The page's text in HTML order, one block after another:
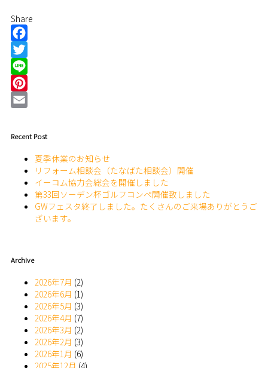
Share
Facebook
Twitter
Line
Pinterest
Recent Post
夏季休業のお知らせ
リフォーム相談会（たなばた相談会）開催
イーコム協力会総会を開催しました
第33回ソーデン杯ゴルフコンペ開催致しました
GWフェスタ終了しました。たくさんのご来場ありがとうご
ざいます。
Archive
2026年7月 (2)
2026年6月 (1)
2026年5月 (3)
2026年4月 (7)
2026年3月 (2)
2026年2月 (3)
2026年1月 (6)